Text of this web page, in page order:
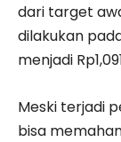
dari target
dilakukan
menjadi
Meski terjadi
bisa